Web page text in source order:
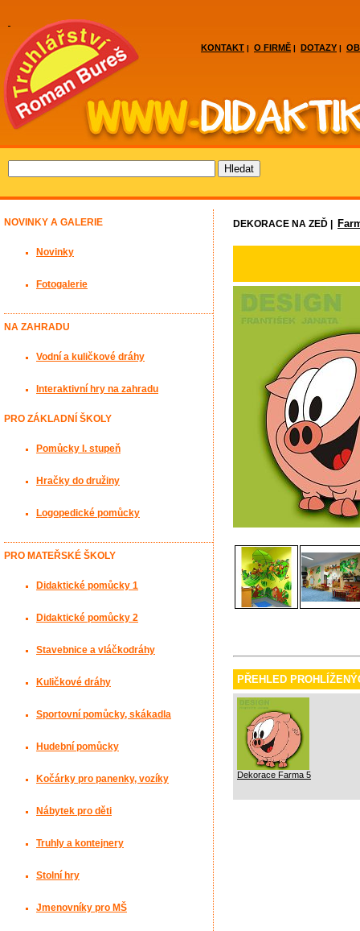
KONTAKT | O FIRMĚ | DOTAZY |
DEKORACE NA ZEĎ |
PŘEHLED
Dekorace Farma 5
NOVINKY A GALERIE
Novinky
Fotogalerie
NA ZAHRADU
Vodní a kuličkové dráhy
Interaktivní hry na zahradu
PRO ZÁKLADNÍ ŠKOLY
Pomůcky I. stupeň
Hračky do družiny
Logopedické pomůcky
PRO MATEŘSKÉ ŠKOLY
Didaktické pomůcky 1
Didaktické pomůcky 2
Stavebnice a vláčkodráhy
Kuličkové dráhy
Sportovní pomůcky, skákadla
Hudební pomůcky
Kočárky pro panenky, vozíky
Nábytek pro děti
Truhly a kontejnery
Stolní hry
Jmenovníky pro MŠ